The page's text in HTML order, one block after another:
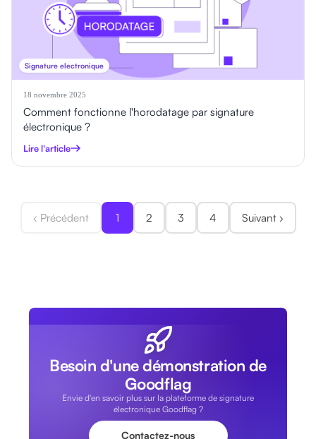
Signature electronique
18 novembre 2025
Comment fonctionne l'horodatage par signature
électronique ?
Lire l'article
‹ Précédent 1 2 3 4 Suivant ›
Besoin d'une démonstration de
Goodflag
Envie d'en savoir plus sur la plateforme de signature
électronique Goodflag ?
Contactez-nous